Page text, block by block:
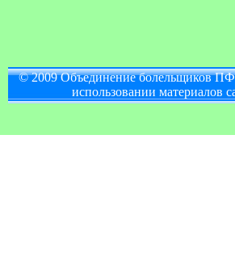
© 2009 Объединение болельщиков
использовании материалов